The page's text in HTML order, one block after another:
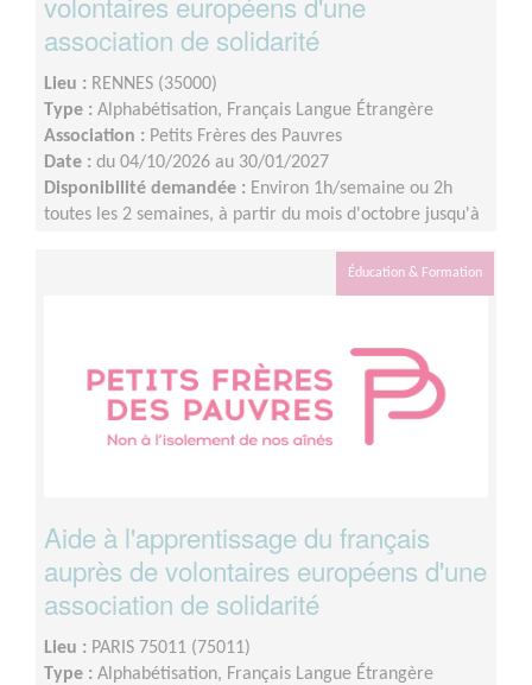
association de solidarité
Lieu : RENNES (35000)
Type : Alphabétisation, Français Langue Étrangère
Association : Petits Frères des Pauvres
Date : du 04/10/2026 au 30/01/2027
Disponibilité demandée : Environ 1h/semaine ou 2h
toutes les 2 semaines, à partir du mois d'octobre jusqu'à
Éducation & Formation
Aide à l'apprentissage du français
auprès de volontaires européens d'une
association de solidarité
Lieu : PARIS 75011 (75011)
Type : Alphabétisation, Français Langue Étrangère